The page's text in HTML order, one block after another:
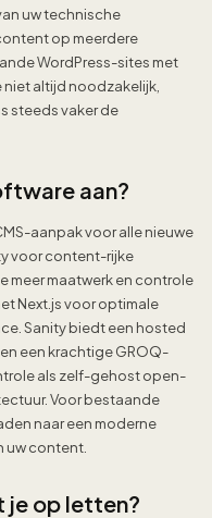
uw technische
op meerdere
WordPress-sites met
altijd noodzakelijk,
steeds vaker de
aan?
aanpak voor alle nieuwe
voor content-rijke
meer maatwerk en controle
Next.js voor optimale
Sanity biedt een hosted
een krachtige GROQ-
als zelf-gehost open-
Voor bestaande
naar een moderne
uw content.
je op letten?